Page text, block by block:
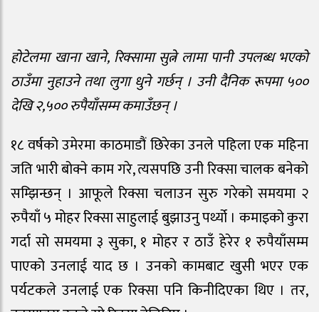
होटेलमा खाना खाने, रिक्सामा सुत्ने लामा पानी उपलब्ध भएको
ठाउँमा नुहाउने तथा लुगा धुने गर्छन् । उनी दैनिक रूपमा ५००
देखि २,५०० रुपैयाँसम्म कमाउँछन् ।
१८ वर्षको उमेरमा काठमाडौं छिरेका उनले पहिला एक महिना
जति भारी बोक्ने काम गरे, त्यसपछि उनी रिक्सा चालक बनेको
सम्झिन्छन् । आफूले रिक्सा चलाउन सुरु गरेको समयमा २
रुपैयाँ ५ मोहर रिक्सा साहुलाई बुझाउनु पर्थ्यो । कमाइको कुरा
गर्दा सो समयमा ३ सुका, १ मोहर र ठाउँ हेरेर १ रुपैयाँसम्म
पाएको उनलाई याद छ । उनको कामबाट खुसी भएर एक
पर्यटकले उनलाई एक रिक्सा पनि किनीदिएका थिए । तर,